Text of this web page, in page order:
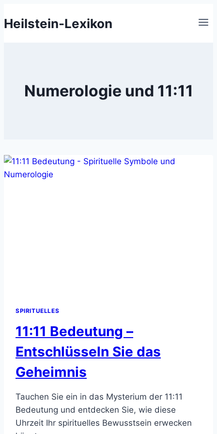
Inhalt
Heilstein-Lexikon
Numerologie und 11:11
SPIRITUELLES
11:11 Bedeutung –
Entschlüsseln Sie das
Geheimnis
Tauchen Sie ein in das Mysterium der 11:11
Bedeutung und entdecken Sie, wie diese
Uhrzeit Ihr spirituelles Bewusstsein erwecken